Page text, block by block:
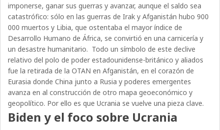
imponerse, ganar sus guerras y avanzar, aunque el saldo sea
catastrófico: sólo en las guerras de Irak y Afganistán hubo 900
000 muertos y Libia, que ostentaba el mayor índice de
Desarrollo Humano de África, se convirtió en una carnicería y
un desastre humanitario. Todo un símbolo de este declive
relativo del polo de poder estadounidense-británico y aliados
fue la retirada de la OTAN en Afganistán, en el corazón de
Eurasia donde China junto a Rusia y poderes emergentes
avanza en al construcción de otro mapa geoeconómico y
geopolítico. Por ello es que Ucrania se vuelve una pieza clave.
Biden y el foco sobre Ucrania